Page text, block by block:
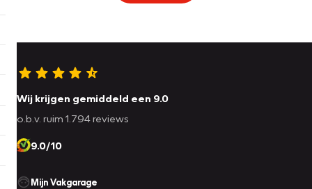
Wij krijgen gemiddeld een 9.0
o.b.v. ruim 1.794 reviews
9.0/10
Mijn Vakgarage